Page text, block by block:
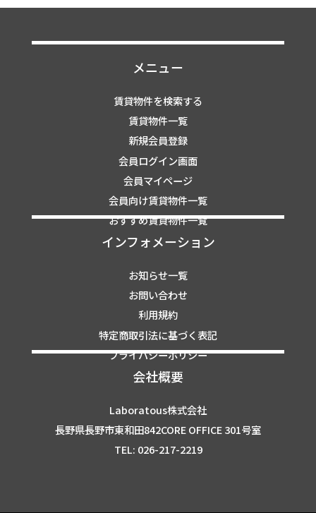
メニュー
賃貸物件を検索する
賃貸物件一覧
新規会員登録
会員ログイン画面
会員マイページ
会員向け賃貸物件一覧
おすすめ賃貸物件一覧
インフォメーション
お知らせ一覧
お問い合わせ
利用規約
特定商取引法に基づく表記
プライバシーポリシー
会社概要
Laboratous株式会社
長野県長野市東和田842CORE OFFICE 301号室
TEL: 026-217-2219